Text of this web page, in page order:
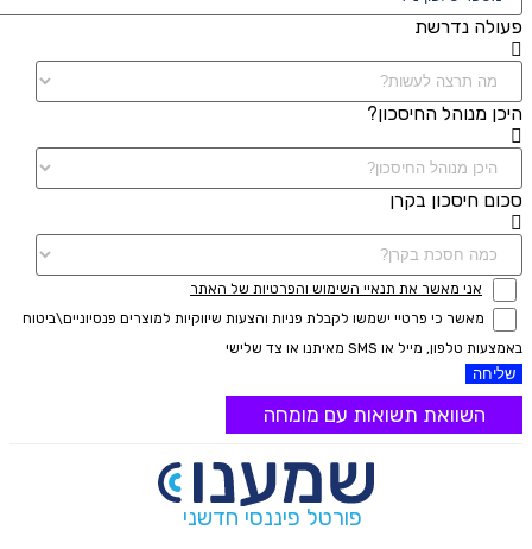
פעולה נדרשת
היכן מנוהל החיסכון?
סכום חיסכון בקרן
אני מאשר את תנאיי השימוש והפרטיות של האתר
מאשר כי פרטיי ישמשו לקבלת פניות והצעות שיווקיות למוצרים פנסיוניים\ביטוח
באמצעות טלפון, מייל או SMS מאיתנו או צד שלישי
שליחה
השוואת תשואות עם מומחה
פורטל פיננסי חדשני